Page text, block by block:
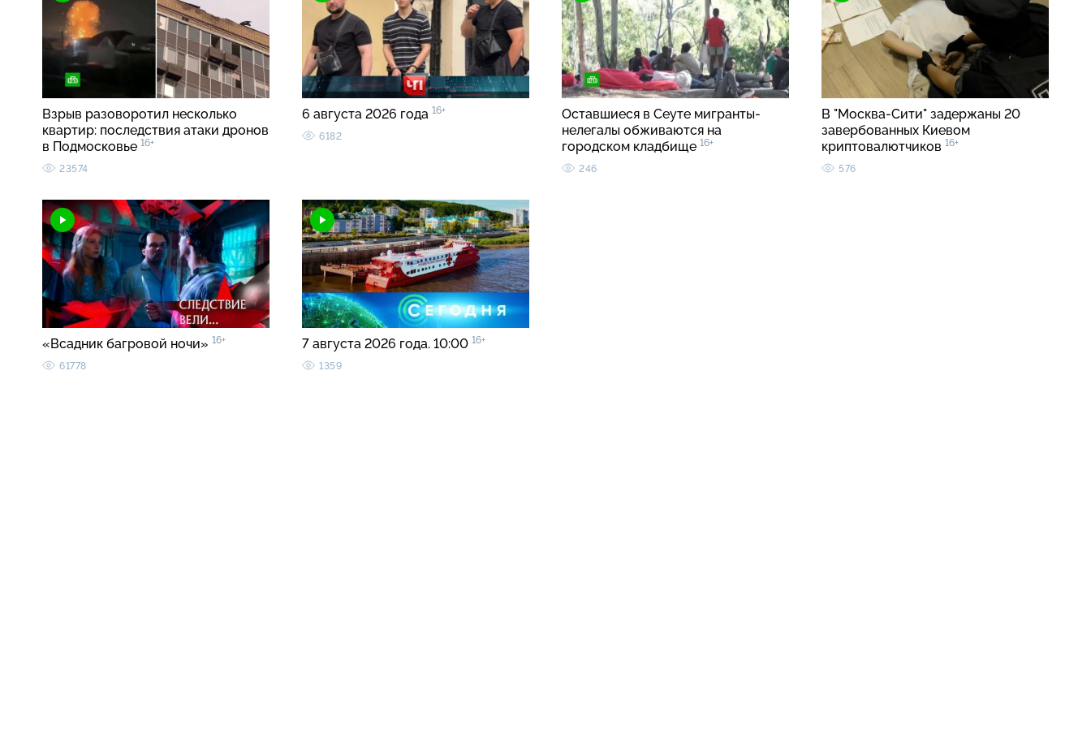
Взрыв разоворотил несколько
квартир: последствия атаки дронов
в Подмосковье 16+
23574
6 августа 2026 года 16+
6182
Оставшиеся в Сеуте мигранты-
нелегалы обживаются на
городском кладбище 16+
246
В "Москва-Сити" задержаны 20
завербованных Киевом
криптовалютчиков 16+
576
«Всадник багровой ночи» 16+
61778
7 августа 2026 года. 10:00 16+
1359